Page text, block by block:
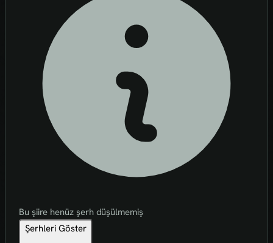
Bu şiire henüz şerh düşülmemiş
Şerhleri Göster